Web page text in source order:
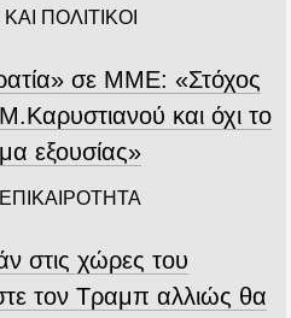
ΠΟΛΙΤΙΚΟΙ
σε ΜΜΕ: «Στόχος
και όχι το
εξουσίας»
στις χώρες του
τον Τραμπ αλλιώς θα